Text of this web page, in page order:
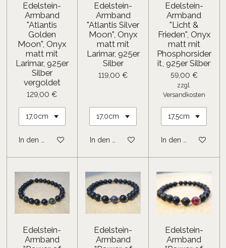
Edelstein-
Armband
"Atlantis
Golden
Moon", Onyx
matt mit
Larimar, 925er
Silber
vergoldet
129,00 €
In den Warenkorb
Edelstein-
Armband
"Atlantis Silver
Moon", Onyx
matt mit
Larimar, 925er
Silber
119,00 €
In den Warenkorb
Edelstein-
Armband
"Licht &
Frieden", Onyx
matt mit
Phosphorsider
it, 925er Silber
59,00 €
zzgl.
Versandkosten
In den Warenkorb
Edelstein-
Armband
Edelstein-
Armband
Edelstein-
Armband